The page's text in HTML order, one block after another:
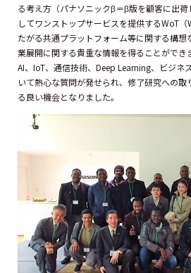
る考え方（パナソニックβ＝β版を顧客に出
してワンストップサービスを提供するWoT
たがる共通プラットフォーム等に関する構想
業展開に関する貴重な情報を得ることがで
AI、IoT、通信技術、Deep Learning、ビジネ
いて熱心な質問が発せられ、修了研究への
る良い機会となりました。